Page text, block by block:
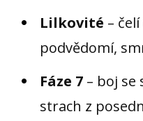
Lilkovité –
podvědomí,
Fáze 7 – boj se
strach z